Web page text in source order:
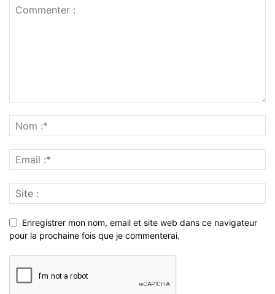
Enregistrer mon nom, email et site web dans ce navigateur
pour la prochaine fois que je commenterai.